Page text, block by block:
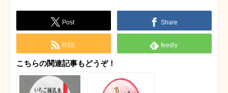
Post Share
RSS feedly
こちらの関連記事もどうぞ！